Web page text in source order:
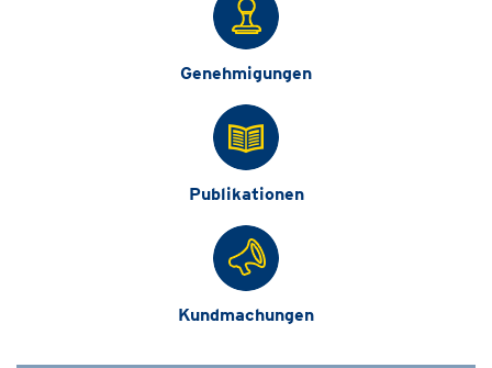
Genehmigungen
Publikationen
Kundmachungen